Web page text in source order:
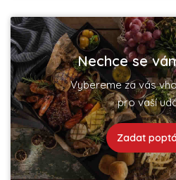
Nechce se
Vybereme za vás
pro vaší
Zadat